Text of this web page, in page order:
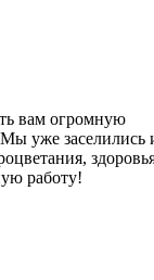
вам огромную
уже заселились
работу!